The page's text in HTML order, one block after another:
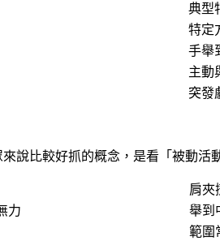
典型
特定
手舉
主動
突發
說比較好抓的概念，是看「被動活
肩夾
力 舉到
範圍